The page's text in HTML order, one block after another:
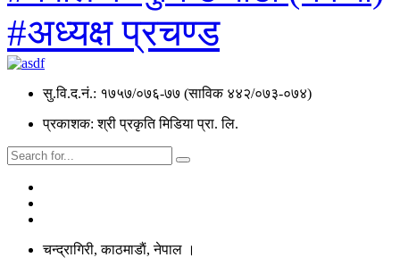
#अध्यक्ष प्रचण्ड
सु.वि.द.नं.: १७५७/०७६-७७ (साविक ४४२/०७३-०७४)
प्रकाशक: श्री प्रकृति मिडिया प्रा. लि.
चन्द्रागिरी, काठमाडाैं, नेपाल ।